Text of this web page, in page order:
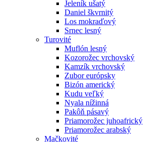
Jeleník ušatý
Daniel škvrnitý
Los mokraďový
Srnec lesný
Turovité
Muflón lesný
Kozorožec vrchovský
Kamzík vrchovský
Zubor európsky
Bizón americký
Kudu veľký
Nyala nížinná
Pakôň pásavý
Priamorožec juhoafrický
Priamorožec arabský
Mačkovité